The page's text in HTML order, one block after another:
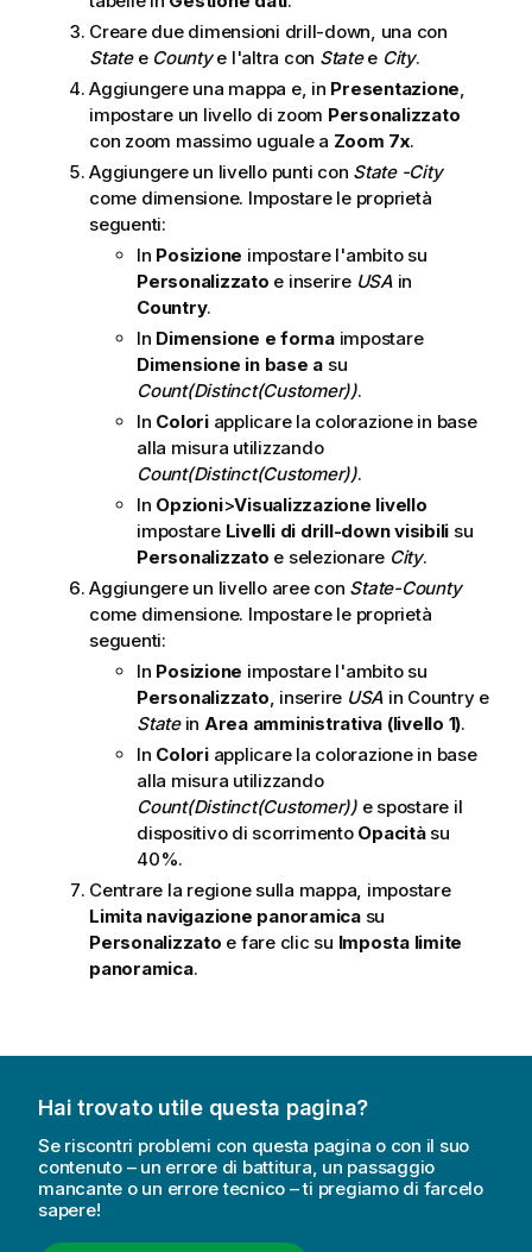
Creare due dimensioni drill-down, una con
Statee Countye l'altra con Statee City.
Aggiungere una mappa e, in Presentazione
impostare un livello di zoom Personalizzato
con zoom massimo uguale a Zoom 7x.
Aggiungere un livello punti con State -City
come dimensione. Impostare le proprietà
seguenti:
In Posizione impostare l'ambito su
Personalizzato e inserire USA in
Country.
In Dimensione e formaimpostare
Dimensione in base a su
Count(Distinct(Customer)).
In Coloriapplicare la colorazione in base
alla misura utilizzando
Count(Distinct(Customer)).
In Opzioni>Visualizzazione livello
impostare Livelli di drill-down visibili su
Personalizzato e selezionare City.
Aggiungere un livello aree con State-County
come dimensione. Impostare le proprietà
seguenti:
In Posizione impostare l'ambito su
Personalizzato , inserire USA in Country e
Statein Area amministrativa (livello 1).
In Coloriapplicare la colorazione in base
alla misura utilizzando
Count(Distinct(Customer))e spostare il
dispositivo di scorrimento Opacitàsu
40%.
Centrare la regione sulla mappa, impostare
Limita navigazione panoramicasu
Personalizzato e fare clic su Imposta limite
panoramica.
Hai trovato utile questa pagina?
Se riscontri problemi con questa pagina o con il suo
contenuto – un errore di battitura, un passaggio
mancante o un errore tecnico – ti pregiamo di farcelo
sapere!